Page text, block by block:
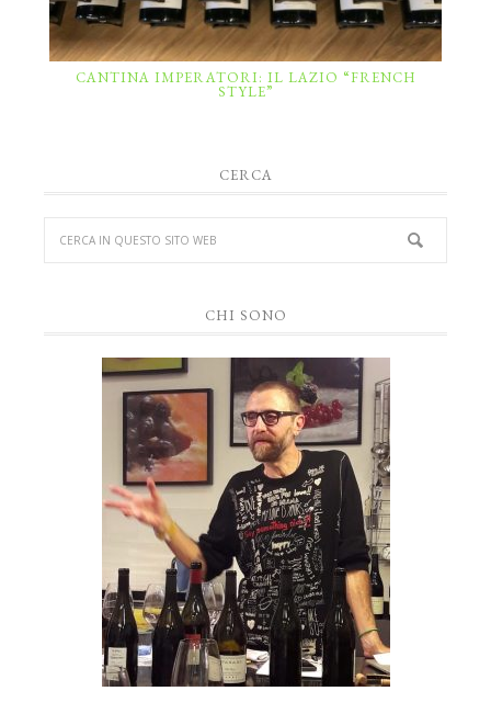
CANTINA IMPERATORI: IL LAZIO “FRENCH
STYLE”
CERCA
CHI SONO